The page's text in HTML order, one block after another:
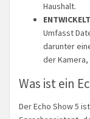
Haushalt.
Umfasst
darunter
der
Was ist ein
Der Echo Show 5